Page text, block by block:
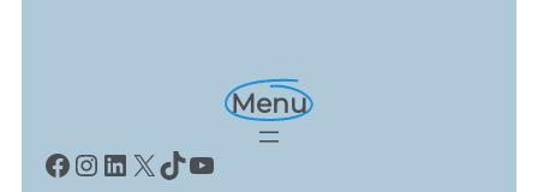
Menu
Facebook
Instagram
LinkedIn
X TikTok
YouTube